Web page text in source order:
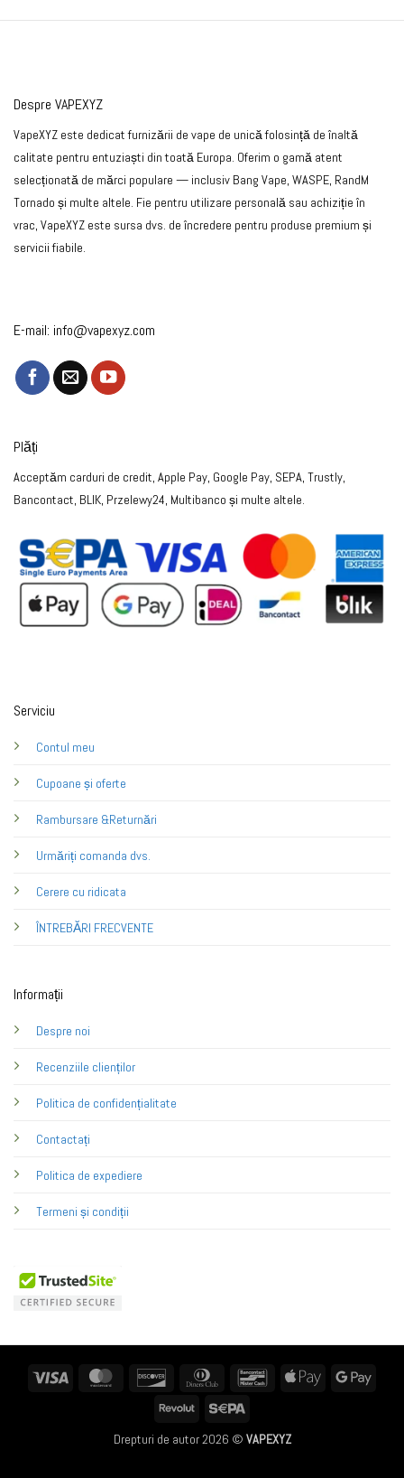
Despre VAPEXYZ
VapeXYZ este dedicat furnizării de vape de unică folosință de înaltă
calitate pentru entuziaști din toată Europa. Oferim o gamă atent
selecționată de mărci populare — inclusiv Bang Vape, WASPE, RandM
Tornado și multe altele. Fie pentru utilizare personală sau achiziție în
vrac, VapeXYZ este sursa dvs. de încredere pentru produse premium și
servicii fiabile.
E-mail: info@vapexyz.com
Serviciu
Contul meu
Cupoane și oferte
Rambursare &Returnări
Urmăriți comanda dvs.
Cerere cu ridicata
ÎNTREBĂRI FRECVENTE
Informații
Despre noi
Recenziile clienților
Politica de confidențialitate
Contactați
Politica de expediere
Termeni și condiții
Plăți
Acceptăm carduri de credit, Apple Pay, Google Pay, SEPA, Trustly,
Bancontact, BLIK, Przelewy24, Multibanco și multe altele.
MasterCard Discover
Dinners
BancontactApple
Revolut
Drepturi de autor 2026 © VAPEXYZ